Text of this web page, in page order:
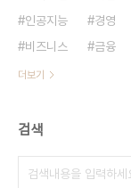
인공지능
경영
비즈니스
금융
더보기
검색